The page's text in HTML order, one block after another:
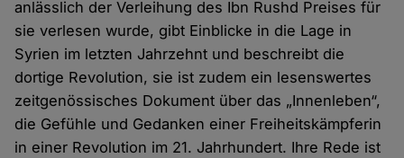
anlässlich der Verleihung des Ibn Rushd Preises für
sie verlesen wurde, gibt Einblicke in die Lage in
Syrien im letzten Jahrzehnt und beschreibt die
dortige Revolution, sie ist zudem ein lesenswertes
zeitgenössisches Dokument über das „Innenleben“,
die Gefühle und Gedanken einer Freiheitskämpferin
in einer Revolution im 21. Jahrhundert. Ihre Rede ist